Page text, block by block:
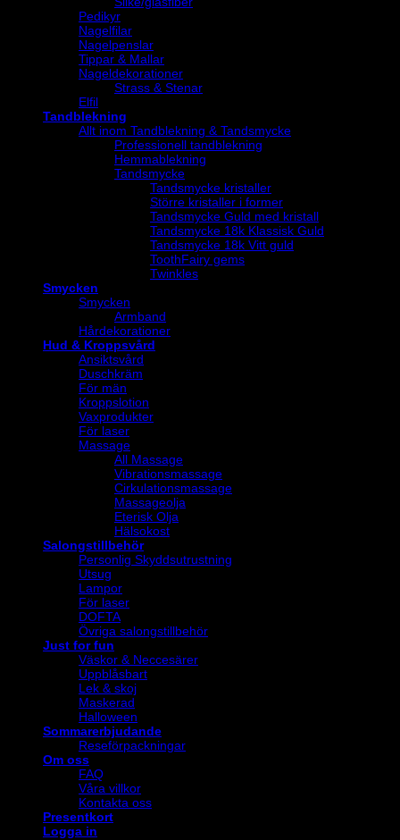
Pedikyr
Nagelfilar
Nagelpenslar
Tippar & Mallar
Nageldekorationer
Strass & Stenar
Elfil
Tandblekning
Allt inom Tandblekning & Tandsmycke
Professionell tandblekning
Hemmablekning
Tandsmycke
Tandsmycke kristaller
Större kristaller i former
Tandsmycke Guld med kristall
Tandsmycke 18k Klassisk Guld
Tandsmycke 18k Vitt guld
ToothFairy gems
Twinkles
Smycken
Smycken
Armband
Hårdekorationer
Hud & Kroppsvård
Ansiktsvård
Duschkräm
För män
Kroppslotion
Vaxprodukter
För laser
Massage
All Massage
Vibrationsmassage
Cirkulationsmassage
Massageolja
Eterisk Olja
Hälsokost
Salongstillbehör
Personlig Skyddsutrustning
Utsug
Lampor
För laser
DOFTA
Övriga salongstillbehör
Just for fun
Väskor & Neccesärer
Uppblåsbart
Lek & skoj
Maskerad
Halloween
Sommarerbjudande
Reseförpackningar
Om oss
FAQ
Våra villkor
Kontakta oss
Presentkort
Logga in